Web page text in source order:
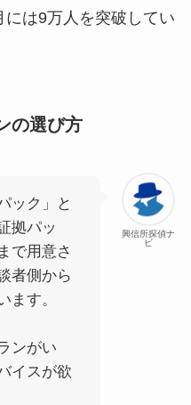
は9万人を突破してい
の選び方
興信所探偵ナ
ビ
ック」と
拠パッ
で用意さ
者側から
ます。
ンがい
イスが欲